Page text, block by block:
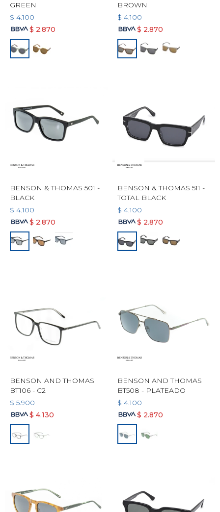
GREEN
$ 4.100
$ 2.870
BROWN
$ 4.100
$ 2.870
BENSON & THOMAS 501 -
BLACK
$ 4.100
$ 2.870
BENSON & THOMAS 511 -
TOTAL BLACK
$ 4.100
$ 2.870
BENSON AND THOMAS
BT106 - C2
$ 5.900
$ 4.130
BENSON AND THOMAS
BT508 - PLATEADO
$ 4.100
$ 2.870